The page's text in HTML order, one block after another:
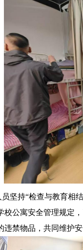
员坚持“检查与教育相
校公寓安全管理规定
违禁物品，共同维护